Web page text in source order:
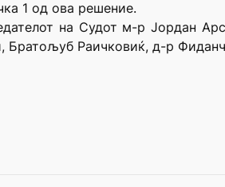
1 од ова решение.
на Судот м-р Јордан
Раичковиќ, д-р